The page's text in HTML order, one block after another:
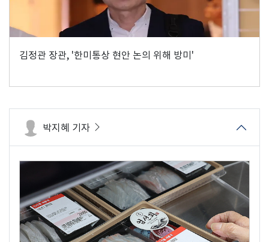
김정관 장관, '한미통상 현안 논의 위해 방미'
박지혜 기자